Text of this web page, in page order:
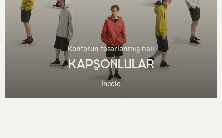
Konforun tasarlanmış hali
KAPŞONLULAR
İncele